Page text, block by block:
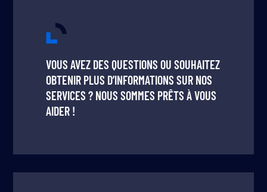
VOUS AVEZ DES QUESTIONS OU SOUHAITEZ
OBTENIR PLUS D’INFORMATIONS SUR NOS
SERVICES ? NOUS SOMMES PRÊTS À VOUS
AIDER !